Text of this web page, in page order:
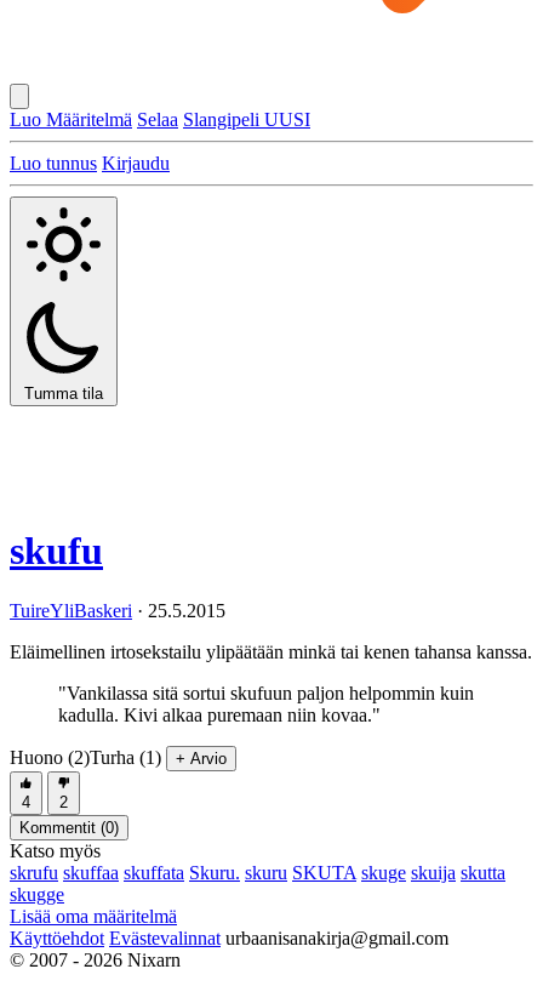
Luo Määritelmä Selaa Slangipeli UUSI
Luo tunnus Kirjaudu
Tumma tila
skufu
TuireYliBaskeri · 25.5.2015
Eläimellinen irtosekstailu ylipäätään minkä tai kenen tahansa kanssa.
"Vankilassa sitä sortui skufuun paljon helpommin kuin
kadulla. Kivi alkaa puremaan niin kovaa."
Huono (2)Turha (1) + Arvio
4
2
Kommentit (0)
Katso myös
skrufu skuffaa skuffata Skuru. skuru SKUTA skuge skuija skutta
skugge
Lisää oma määritelmä
Käyttöehdot Evästevalinnat urbaanisanakirja@gmail.com
© 2007 - 2026 Nixarn